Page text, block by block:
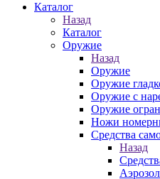
Каталог
Назад
Каталог
Оружие
Назад
Оружие
Оружие
Оружие с
Оружие
Ножи
Средства
Назад